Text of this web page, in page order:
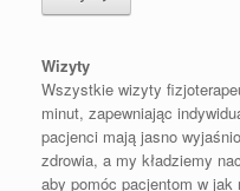
Wizyty
Wszystkie wizyty
minut, zapewniając
pacjenci mają jasno
zdrowia, a my kładziemy
aby pomóc pacjentom w